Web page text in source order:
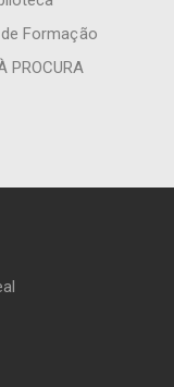
Formação
PROCURA